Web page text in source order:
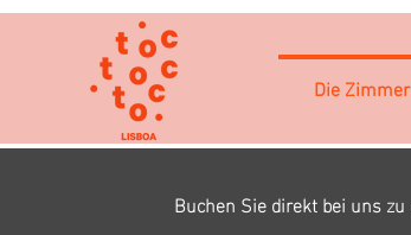
Die Zimmer
Buchen Sie direkt bei uns